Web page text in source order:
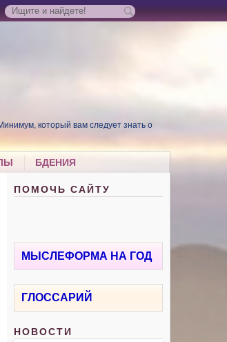
который вам следует знать о
БДЕНИЯ
ПОМОЧЬ САЙТУ
МЫСЛЕФОРМА НА ГОД
ГЛОССАРИЙ
НОВОСТИ